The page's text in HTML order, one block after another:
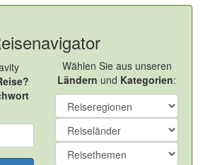
Wählen Sie aus unseren
Ländern und Kategorien: